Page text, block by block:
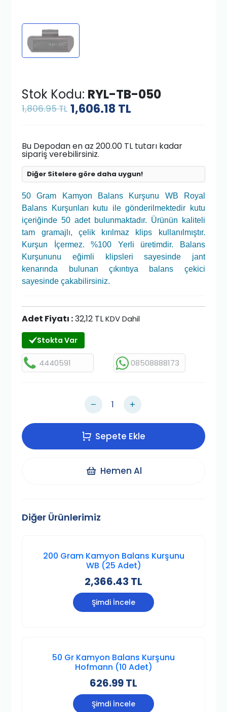
Stok Kodu: RYL-TB-050
1,806.95 TL 1,606.18 TL
Bu Depodan en az 200.00 TL tutarı kadar
sipariş verebilirsiniz.
Diğer Sitelere göre daha uygun!
50 Gram Kamyon Balans Kurşunu WB Royal
Balans Kurşunları kutu ile gönderilmektedir kutu
içeriğinde 50 adet bulunmaktadır. Ürünün kaliteli
tam gramajlı, çelik kırılmaz klips kullanılmıştır.
Kurşun İçermez. %100 Yerli üretimdir. Balans
Kurşununu eğimli klipsleri sayesinde jant
kenarında bulunan çıkıntıya balans çekici
sayesinde çakabilirsiniz.
Adet Fiyatı :32,12 TLKDV Dahil
Stokta Var
4440591 08508888173
Sepete Ekle
Hemen Al
Diğer Ürünlerimiz
200 Gram Kamyon Balans Kurşunu
WB (25 Adet)
2,366.43 TL
Şimdi İncele
50 Gr Kamyon Balans Kurşunu
Hofmann (10 Adet)
626.99 TL
Şimdi İncele